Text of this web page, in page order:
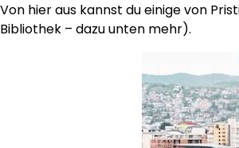
Von hier aus kannst du einige von
Bibliothek – dazu unten mehr).